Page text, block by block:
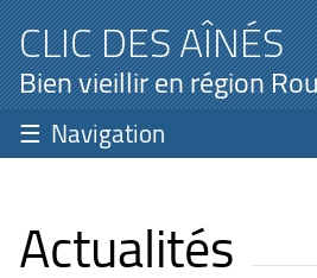
CLIC DES AÎNÉS
Bien vieillir en région
Navigation
Actualités